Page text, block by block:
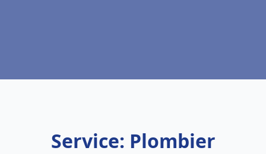
Service: Plombier